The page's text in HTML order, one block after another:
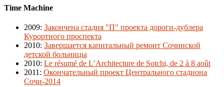
Time Machine
2009: Закончена стадия "П" проекта дороги-дублера
Курортного проспекта
2010: Завершается капитальный ремонт Сочинской
детской больницы
2010: Le résumé de L’Architecture de Sotchi, de 2 à 8 août
2011 : Окончательный проект Центрального стадиона
Сочи-2014